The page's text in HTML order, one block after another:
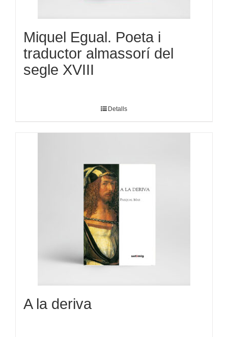
Miquel Egual. Poeta i
traductor almassorí del
segle XVIII
Detalls
A la deriva